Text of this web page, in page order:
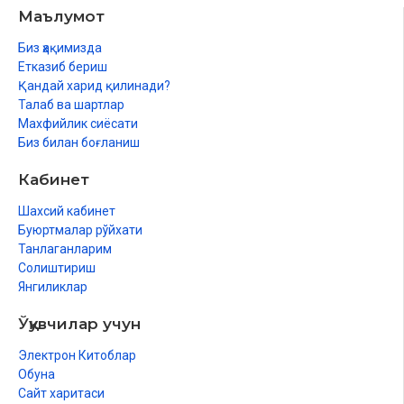
анжомлари
Расулуллоҳ соллаллоҳу алайҳи васалламнинг мўъжизалари
Расулуллоҳ соллаллоҳу алайҳи васалламнинг вафотлари
Маълумот
Биз ҳақимизда
Етказиб бериш
Қандай харид қилинади?
Талаб ва шартлар
Махфийлик сиёсати
Биз билан боғланиш
Кабинет
Шахсий кабинет
Буюртмалар рўйхати
Танлаганларим
Солиштириш
Янгиликлар
Ўқувчилар учун
Электрон Китоблар
Обуна
Сайт харитаси